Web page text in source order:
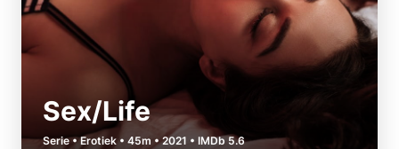
Sex/Life
Serie • Erotiek • 45m • 2021 • IMDb 5.6